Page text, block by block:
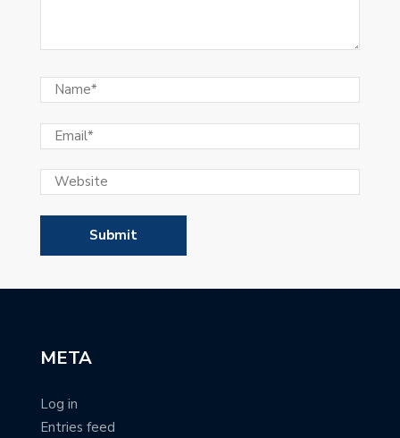
META
Log in
Entries feed